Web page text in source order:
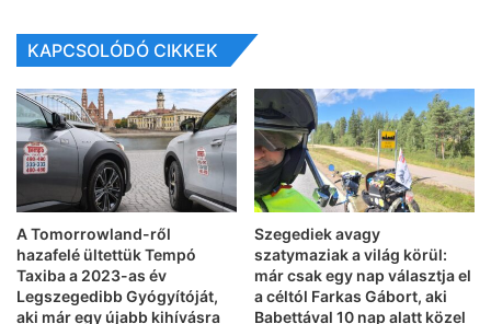
KAPCSOLÓDÓ CIKKEK
A Tomorrowland-ről
hazafelé ültettük Tempó
Taxiba a 2023-as év
Legszegedibb Gyógyítóját,
aki már egy újabb kihívásra
Szegediek avagy
szatymaziak a világ körül:
már csak egy nap választja el
a céltól Farkas Gábort, aki
Babettával 10 nap alatt közel